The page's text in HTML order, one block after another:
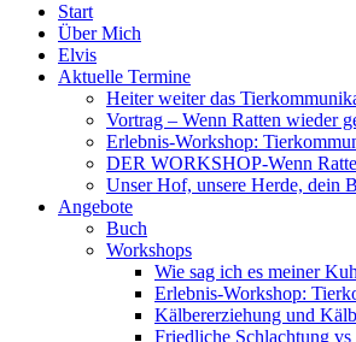
Start
Über Mich
Elvis
Aktuelle Termine
Heiter weiter das
Vortrag – Wenn Ratten wieder
Erlebnis-Workshop:
DER WORKSHOP-Wenn
Unser Hof, unsere Herde, dein
Angebote
Buch
Workshops
Wie sag ich es meiner
Erlebnis-Workshop:
Kälbererziehung und
Friedliche Schlachtung vs